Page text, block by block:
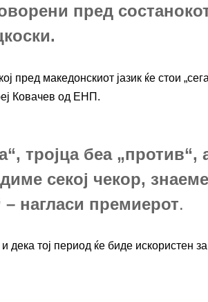
пред
македонскиот јазик ќе стои
Ковачев од ЕНП.
тројца беа „против“,
секој чекор, знаеме
– нагласи премиерот.
тој период ќе биде искористен за